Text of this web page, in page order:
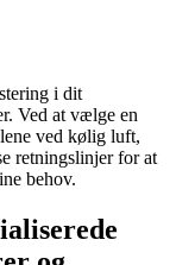
i dit
Ved at vælge en
ved kølig luft,
retningslinjer for at
behov.